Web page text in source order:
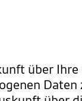
über
Daten